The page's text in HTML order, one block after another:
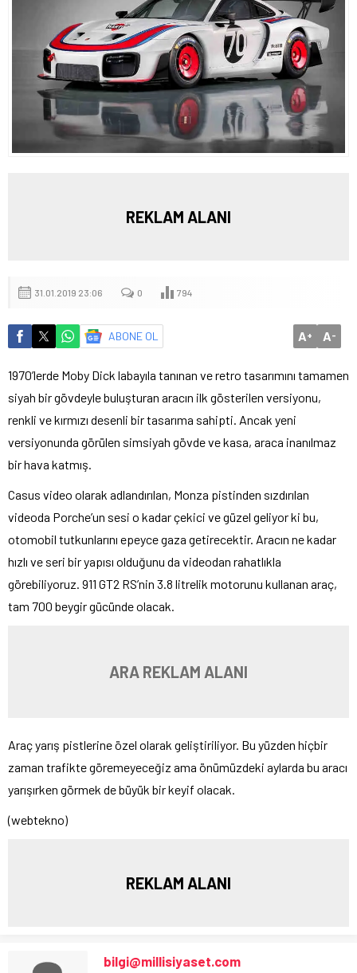
REKLAM ALANI
31.01.2019 23:06 0 794
ABONE OL A+ A-
1970’lerde Moby Dick labayıla tanınan ve retro tasarımını tamamen
siyah bir gövdeyle buluşturan aracın ilk gösterilen versiyonu,
renkli ve kırmızı desenli bir tasarıma sahipti. Ancak yeni
versiyonunda görülen simsiyah gövde ve kasa, araca inanılmaz
bir hava katmış.
Casus video olarak adlandırılan, Monza pistinden sızdırılan
videoda Porche’un sesi o kadar çekici ve güzel geliyor ki bu,
otomobil tutkunlarını epeyce gaza getirecektir. Aracın ne kadar
hızlı ve seri bir yapısı olduğunu da videodan rahatlıkla
görebiliyoruz. 911 GT2 RS’nin 3.8 litrelik motorunu kullanan araç,
tam 700 beygir gücünde olacak.
ARA REKLAM ALANI
Araç yarış pistlerine özel olarak geliştiriliyor. Bu yüzden hiçbir
zaman trafikte göremeyeceğiz ama önümüzdeki aylarda bu aracı
yarışırken görmek de büyük bir keyif olacak.
(webtekno)
REKLAM ALANI
bilgi@millisiyaset.com